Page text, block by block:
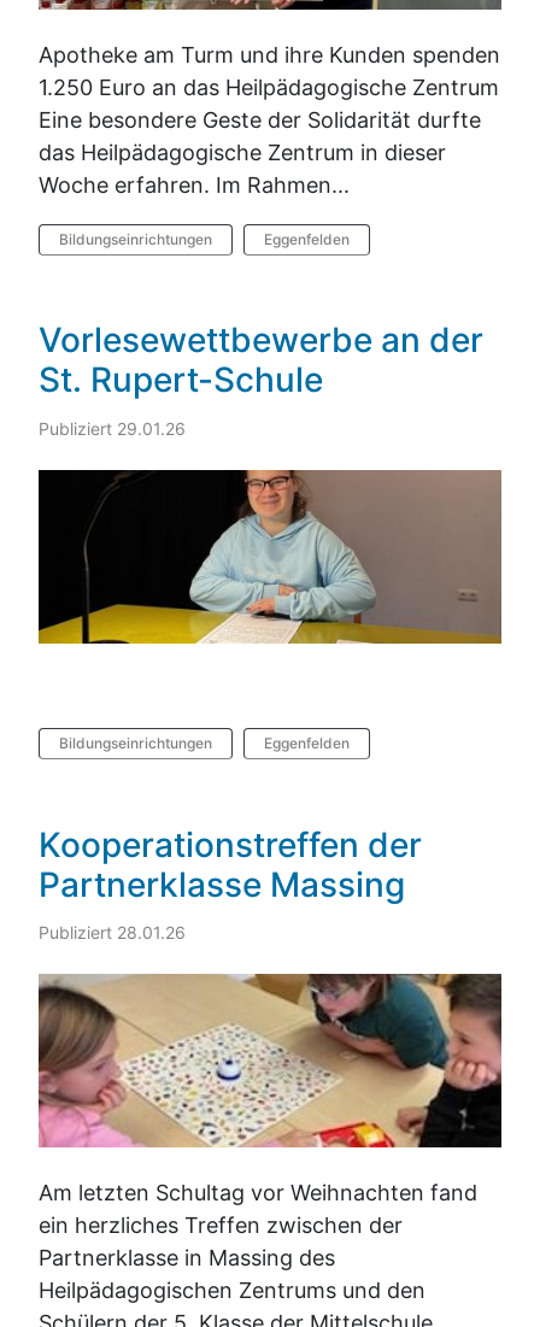
Apotheke am Turm und ihre Kunden spenden
1.250 Euro an das Heilpädagogische Zentrum
Eine besondere Geste der Solidarität durfte
das Heilpädagogische Zentrum in dieser
Woche erfahren. Im Rahmen...
Bildungseinrichtungen Eggenfelden
Vorlesewettbewerbe an der
St. Rupert-Schule
Publiziert 29.01.26
Bildungseinrichtungen Eggenfelden
Kooperationstreffen der
Partnerklasse Massing
Publiziert 28.01.26
Am letzten Schultag vor Weihnachten fand
ein herzliches Treffen zwischen der
Partnerklasse in Massing des
Heilpädagogischen Zentrums und den